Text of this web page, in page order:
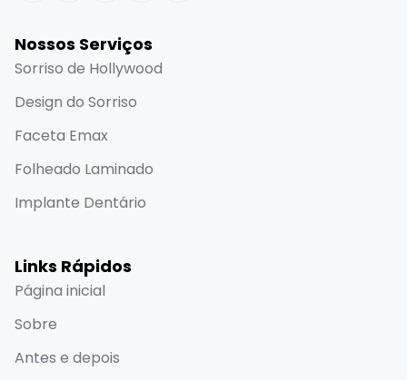
Nossos Serviços
Sorriso de Hollywood
Design do Sorriso
Faceta Emax
Folheado Laminado
Implante Dentário
Links Rápidos
Página inicial
Sobre
Antes e depois